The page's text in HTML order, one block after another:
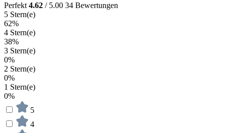
Perfekt 4.62 / 5.00 34 Bewertungen
5 Stern(e)
62%
4 Stern(e)
38%
3 Stern(e)
0%
2 Stern(e)
0%
1 Stern(e)
0%
5
4